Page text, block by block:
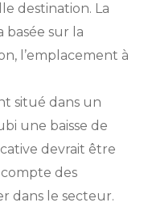
destination. La
basée sur la
l’emplacement à
situé dans un
une baisse de
devrait être
des
dans le secteur.